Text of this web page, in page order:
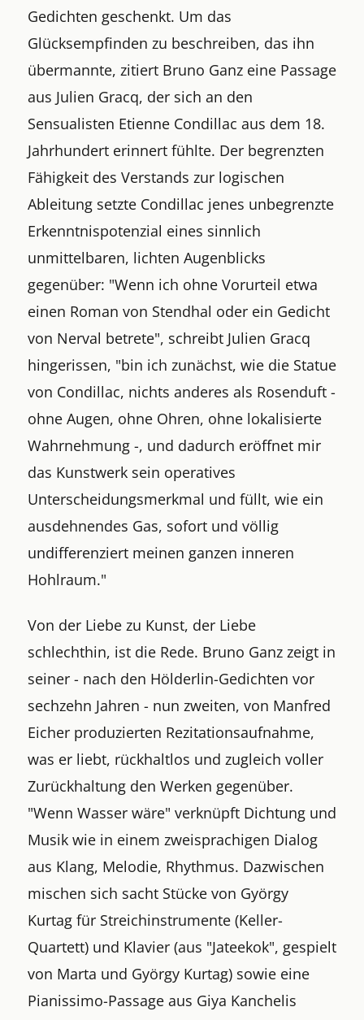
Gedichten geschenkt. Um das
Glücksempfinden zu beschreiben, das ihn
übermannte, zitiert Bruno Ganz eine Passage
aus Julien Gracq, der sich an den
Sensualisten Etienne Condillac aus dem 18.
Jahrhundert erinnert fühlte. Der begrenzten
Fähigkeit des Verstands zur logischen
Ableitung setzte Condillac jenes unbegrenzte
Erkenntnispotenzial eines sinnlich
unmittelbaren, lichten Augenblicks
gegenüber: "Wenn ich ohne Vorurteil etwa
einen Roman von Stendhal oder ein Gedicht
von Nerval betrete", schreibt Julien Gracq
hingerissen, "bin ich zunächst, wie die Statue
von Condillac, nichts anderes als Rosenduft -
ohne Augen, ohne Ohren, ohne lokalisierte
Wahrnehmung -, und dadurch eröffnet mir
das Kunstwerk sein operatives
Unterscheidungsmerkmal und füllt, wie ein
ausdehnendes Gas, sofort und völlig
undifferenziert meinen ganzen inneren
Hohlraum."
Von der Liebe zu Kunst, der Liebe
schlechthin, ist die Rede. Bruno Ganz zeigt in
seiner - nach den Hölderlin-Gedichten vor
sechzehn Jahren - nun zweiten, von Manfred
Eicher produzierten Rezitationsaufnahme,
was er liebt, rückhaltlos und zugleich voller
Zurückhaltung den Werken gegenüber.
"Wenn Wasser wäre" verknüpft Dichtung und
Musik wie in einem zweisprachigen Dialog
aus Klang, Melodie, Rhythmus. Dazwischen
mischen sich sacht Stücke von György
Kurtag für Streichinstrumente (Keller-
Quartett) und Klavier (aus "Jateekok", gespielt
von Marta und György Kurtag) sowie eine
Pianissimo-Passage aus Giya Kanchelis